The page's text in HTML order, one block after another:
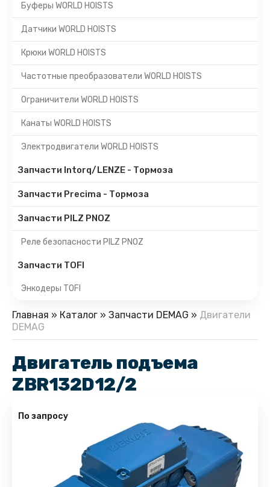
Буферы WORLD HOISTS
Датчики WORLD HOISTS
Крюки WORLD HOISTS
Частотные преобразователи WORLD HOISTS
Ограничители WORLD HOISTS
Канаты WORLD HOISTS
Электродвигатели WORLD HOISTS
Запчасти Intorq/LENZE - Тормоза
Запчасти Precima - Тормоза
Запчасти PILZ PNOZ
Реле безопасности PILZ PNOZ
Запчасти TOFI
Энкодеры TOFI
Главная » Каталог » Запчасти DEMAG » Двигатели
DEMAG
Двигатель подъема
ZBR132D12/2
По запросу